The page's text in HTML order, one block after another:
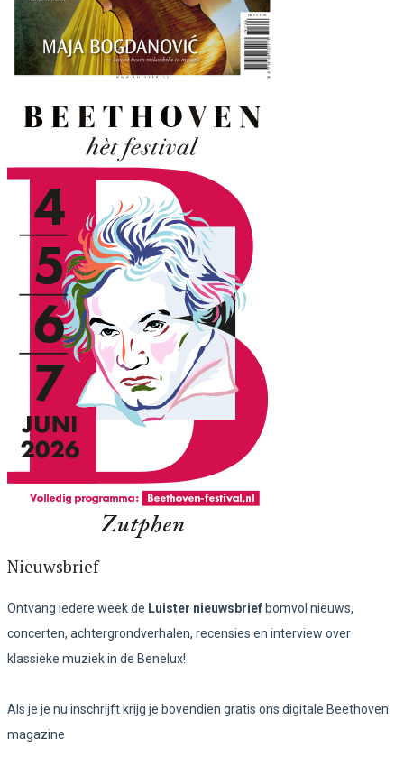
Nieuwsbrief
Ontvang iedere week de Luister nieuwsbrief bomvol nieuws,
concerten, achtergrondverhalen, recensies en interview over
klassieke muziek in de Benelux!
Als je je nu inschrijft krijg je bovendien gratis ons digitale Beethoven
magazine